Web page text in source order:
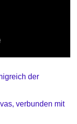
der
verbunden mit